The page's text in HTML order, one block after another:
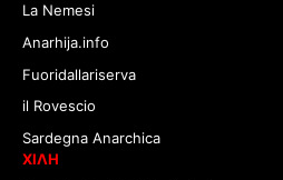
La Nemesi
Anarhija.info
Fuoridallariserva
il Rovescio
Sardegna Anarchica
ΧΙΛΗ